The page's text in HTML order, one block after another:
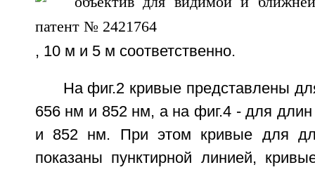
, 10 м и 5 м соответственно.
На фиг.2 кривые представлены
656 нм и 852 нм, а на фиг.4 - для
и 852 нм. При этом кривые для
показаны пунктирной линией,